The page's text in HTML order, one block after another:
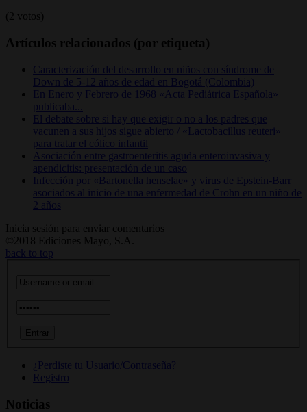
(2 votos)
Artículos relacionados (por etiqueta)
Caracterización del desarrollo en niños con síndrome de
Down de 5-12 años de edad en Bogotá (Colombia)
En Enero y Febrero de 1968 «Acta Pediátrica Española»
publicaba...
El debate sobre si hay que exigir o no a los padres que
vacunen a sus hijos sigue abierto / «Lactobacillus reuteri»
para tratar el cólico infantil
Asociación entre gastroenteritis aguda enteroinvasiva y
apendicitis: presentación de un caso
Infección por «Bartonella henselae» y virus de Epstein-Barr
asociados al inicio de una enfermedad de Crohn en un niño de
2 años
Inicia sesión para enviar comentarios
©2018 Ediciones Mayo, S.A.
back to top
¿Perdiste tu Usuario/Contraseña?
Registro
Noticias